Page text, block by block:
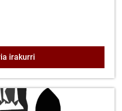
irakurri